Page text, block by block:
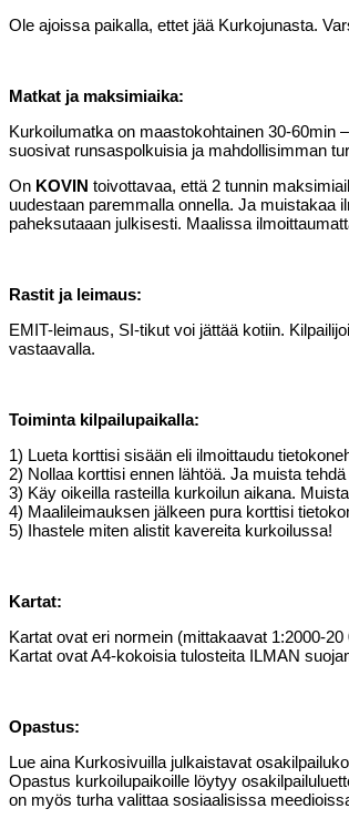
Ole ajoissa paikalla, ettet jää Kurkojunasta.
Matkat ja maksimiaika:
Kurkoilumatka on maastokohtainen 30-60min
suosivat runsaspolkuisia ja mahdollisimman
On KOVIN toivottavaa, että 2 tunnin
uudestaan paremmalla onnella. Ja muistakaa
paheksutaaan julkisesti. Maalissa
Rastit ja leimaus:
EMIT-leimaus, SI-tikut voi jättää kotiin.
vastaavalla.
Toiminta kilpailupaikalla:
1) Lueta korttisi sisään eli ilmoittaudu
2) Nollaa korttisi ennen lähtöä. Ja muista
3) Käy oikeilla rasteilla kurkoilun aikana.
4) Maalileimauksen jälkeen pura korttisi
5) Ihastele miten alistit kavereita kurkoilussa!
Kartat:
Kartat ovat eri normein (mittakaavat 1:2000-
Kartat ovat A4-kokoisia tulosteita ILMAN
Opastus:
Lue aina Kurkosivuilla julkaistavat
Opastus kurkoilupaikoille löytyy
on myös turha valittaa sosiaalisissa